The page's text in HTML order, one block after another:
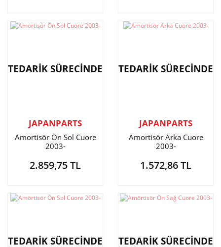
TEDARİK SÜRECİNDE
JAPANPARTS
Amortisör Ön Sol Cuore
2003-
2.859,75 TL
TEDARİK SÜRECİNDE
JAPANPARTS
Amortisör Arka Cuore
2003-
1.572,86 TL
TEDARİK SÜRECİNDE TEDARİK SÜRECİNDE